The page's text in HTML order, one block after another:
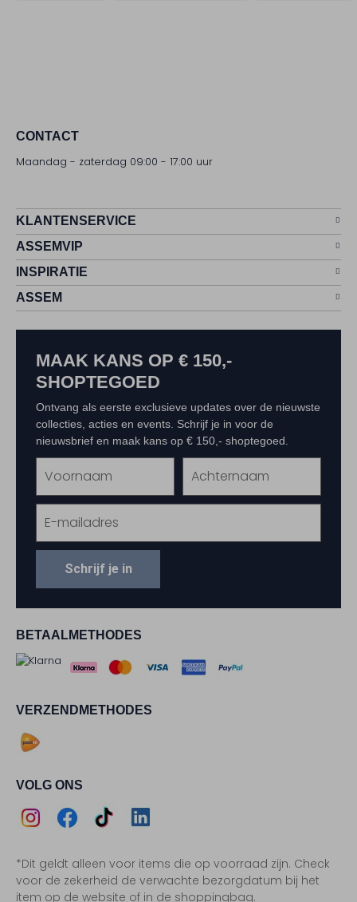
CONTACT
Maandag - zaterdag 09:00 - 17:00 uur
KLANTENSERVICE
ASSEMVIP
INSPIRATIE
ASSEM
BETAALMETHODES
VERZENDMETHODES
VOLG ONS
Instagram
Facebook
TikTokLinkedIn
*Dit geldt alleen voor items die op voorraad zijn. Check
voor de zekerheid de verwachte bezorgdatum bij het
item op de website of in de shoppingbag.
MAAK KANS OP € 150,-
SHOPTEGOED
Ontvang als eerste exclusieve updates over de nieuwste
collecties, acties en events. Schrijf je in voor de
nieuwsbrief en maak kans op € 150,- shoptegoed.
Schrijf je in